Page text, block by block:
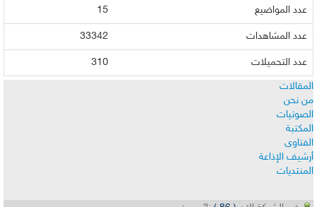
عدد المواضيع
15
عدد المشاهدات 33342
عدد التحميلات
310
المقالات
من نحن
الصوتيات
المكتبة
الفتاوى
أرشيف الإذاعة
المنتديات